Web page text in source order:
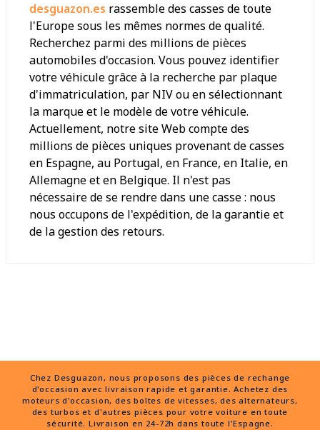
desguazon.es rassemble des casses de toute
l'Europe sous les mêmes normes de qualité.
Recherchez parmi des millions de pièces
automobiles d'occasion. Vous pouvez identifier
votre véhicule grâce à la recherche par plaque
d'immatriculation, par NIV ou en sélectionnant
la marque et le modèle de votre véhicule.
Actuellement, notre site Web compte des
millions de pièces uniques provenant de casses
en Espagne, au Portugal, en France, en Italie, en
Allemagne et en Belgique. Il n'est pas
nécessaire de se rendre dans une casse : nous
nous occupons de l'expédition, de la garantie et
de la gestion des retours.
Chez Desguazon, nous proposons des pièces de rechange
d'occasion avec livraison rapide et garantie. Achetez des
moteurs d'occasion, des boîtes de vitesses, des alternateurs,
des turbos et d'autres pièces pour votre voiture en toute
sécurité. Livraison en 24-72h dans toute l'Espagne.